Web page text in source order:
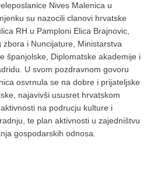
Nives Malenica u
su nazocili clanovi hrvatske
RH u Pamploni Elica Brajnovic,
i Nuncijature, Ministarstva
španjolske, Diplomatske akademije i
U svom pozdravnom govoru
osvrnula se na dobre i prijateljske
najavivši ususret hrvatskom
na podrucju kulture i
te plan aktivnosti u zajedništvu
gospodarskih odnosa.